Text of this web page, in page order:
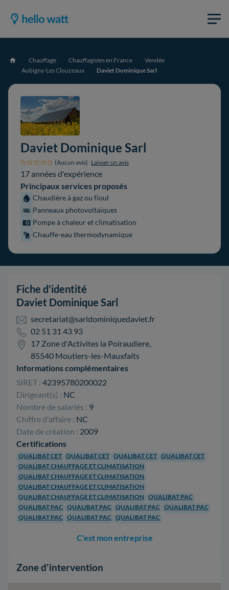
Accueil Chauffage Chauffagistes en France
Vendée
Aubigny-Les Clouzeaux
Daviet Dominique Sarl
Daviet Dominique Sarl
(Aucun avis) Laisser un avis
17 années d'expérience
Principaux services proposés
Chaudière à gaz ou fioul
Panneaux photovoltaïques
Pompe à chaleur et climatisation
Chauffe-eau thermodynamique
Fiche d'identité
Daviet Dominique Sarl
secretariat@sarldominiquedaviet.fr
02 51 31 43 93
17 Zone d'Activites la Poiraudiere,
85540 Moutiers-les-Mauxfaits
Informations complémentaires
SIRET : 42395780200022
Dirigeant(s) : NC
Nombre de salariés : 9
Chiffre d'affaire : NC
Date de création : 2009
Certifications
QUALIBAT CET QUALIBAT CET QUALIBAT CET QUALIBAT CET
QUALIBAT CHAUFFAGE ET CLIMATISATION
QUALIBAT CHAUFFAGE ET CLIMATISATION
QUALIBAT CHAUFFAGE ET CLIMATISATION
QUALIBAT CHAUFFAGE ET CLIMATISATION QUALIBAT PAC
QUALIBAT PAC QUALIBAT PAC QUALIBAT PAC QUALIBAT PAC
QUALIBAT PAC QUALIBAT PAC QUALIBAT PAC
C'est mon entreprise
Zone d'intervention